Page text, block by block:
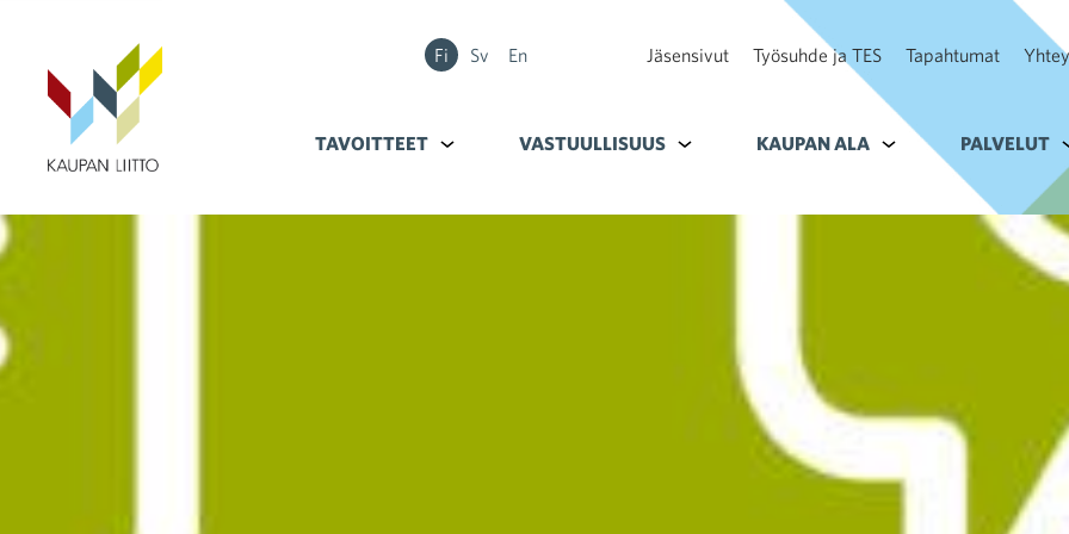
Fi Sv En Jäsensivut Työsuhde ja TES Tapahtumat
TAVOITTEET Alavalikko kohteelle Tavoitteet
VASTUULLISUUS Alavalikko kohteelle Vastuullisuus
KAUPAN ALA Alavalikko kohteelle
PALVELUT